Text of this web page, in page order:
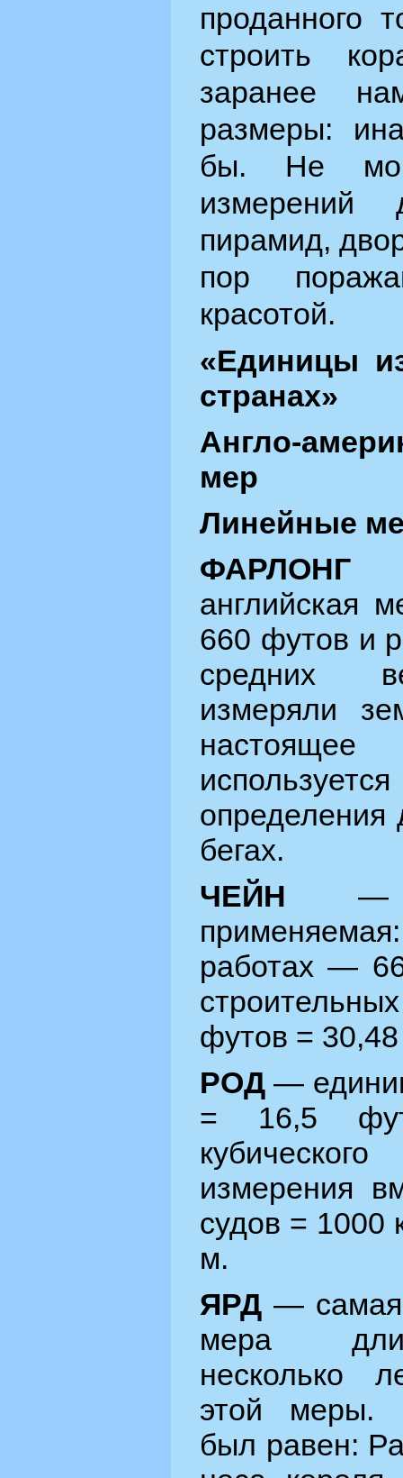
проданного
строить
заранее
размеры:
бы. Не
измерений
пирамид,
пор
красотой.
«Единицы
странах»
Англо-
мер
Линейные
английская
660 футов и
средних
измеряли
определения
бегах.
ЧЕЙН —
работах —
футов =
РОД—
= 16,5
измерения
судов = 1000
м.
ЯРД — самая
мера
несколько
этой меры.
был равен: